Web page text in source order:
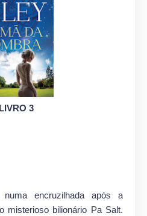
3
numa encruzilhada após a
misterioso bilionário Pa Salt.